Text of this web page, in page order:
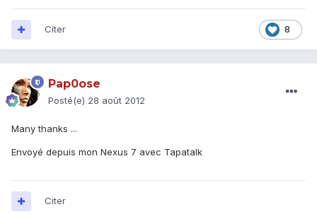
8
Citer
Pap0ose
Posté(e) 28 août 2012
Many thanks ...
Envoyé depuis mon Nexus 7 avec Tapatalk
Citer